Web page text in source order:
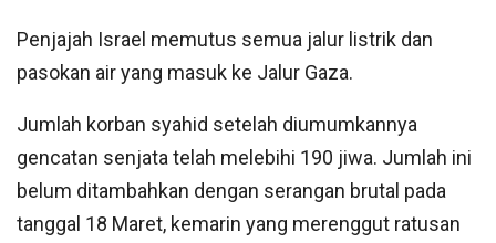
Penjajah Israel memutus semua jalur listrik dan
pasokan air yang masuk ke Jalur Gaza.
Jumlah korban syahid setelah diumumkannya
gencatan senjata telah melebihi 190 jiwa. Jumlah ini
belum ditambahkan dengan serangan brutal pada
tanggal 18 Maret, kemarin yang merenggut ratusan